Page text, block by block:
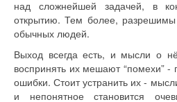
над сложнейшей задачей, в
открытию. Тем более,
обычных людей.
Выход всегда есть, и мысли о
воспринять их мешают “помехи” -
ошибки. Стоит устранить их -
и непонятное становится